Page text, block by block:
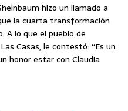
hizo un llamado a
la cuarta transformación
A lo que el pueblo de
Casas, le contestó: “Es un
honor estar con Claudia